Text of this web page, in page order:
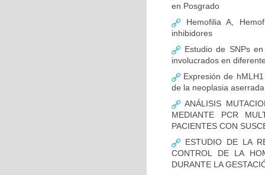
en Posgrado
Hemofilia A,
inhibidores
Estudio de SNPs
involucrados en
Expresión de
de la neoplasia
ANÁLISIS
MEDIANTE PCR
PACIENTES CON
ESTUDIO DE LA
CONTROL DE LA
DURANTE LA